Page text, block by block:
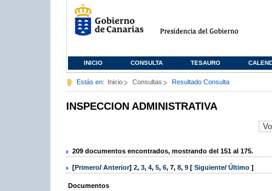
INICIO CONSULTA TESAURO
Estás en: Inicio Consultas Resultado Consulta
INSPECCION ADMINISTRATIVA
209 documentos encontrados, mostrando del 151 al 175.
[Primero/ Anterior] 2, 3, 4, 5, 6, 7, 8, 9 [ Siguiente/ Último ]
Documentos